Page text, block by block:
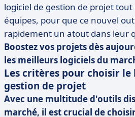
logiciel de gestion de projet
équipes, pour que ce nouvel
rapidement un atout dans leur
Boostez vos projets dès
les meilleurs logiciels du
Les critères pour choisir
gestion de projet
Avec une multitude d'outils
marché, il est crucial de